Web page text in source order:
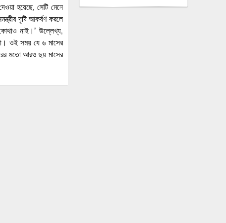
হয়েছে, সেটি মেনে
দৃষ্টি আকর্ষণ করলে
নাই।’ উল্লেখ্য,
ওই সময় যে ৬ মাসের
মতো আরও ছয় মাসের